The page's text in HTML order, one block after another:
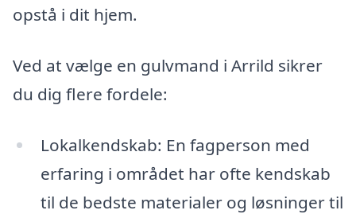
opstå i dit hjem.
Ved at vælge en gulvmand i Arrild sikrer
du dig flere fordele:
Lokalkendskab: En fagperson med
erfaring i området har ofte kendskab
til de bedste materialer og løsninger til